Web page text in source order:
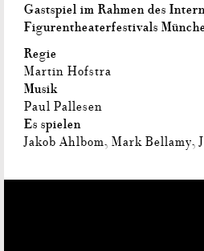
Gastspiel im Rahmen des
Figurentheaterfestivals
Regie
Martin Hofstra
Musik
Paul Pallesen
Es spielen
Jakob Ahlbom, Mark Bellamy,